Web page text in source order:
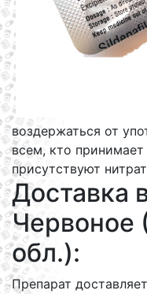
воздержаться от
всем, кто
присутствуют
Доставка
Червоное
обл.):
Препарат